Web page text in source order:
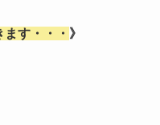
す・・・ 》